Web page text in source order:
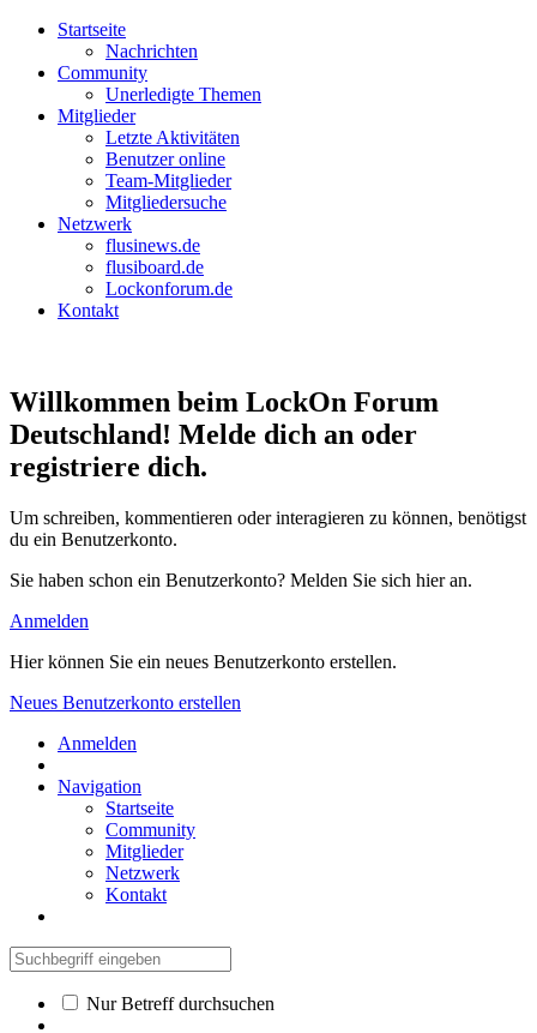
Startseite
Nachrichten
Community
Unerledigte Themen
Mitglieder
Letzte Aktivitäten
Benutzer online
Team-Mitglieder
Mitgliedersuche
Netzwerk
flusinews.de
flusiboard.de
Lockonforum.de
Kontakt
Willkommen beim LockOn Forum
Deutschland! Melde dich an oder
registriere dich.
Um schreiben, kommentieren oder interagieren zu können, benötigst
du ein Benutzerkonto.
Sie haben schon ein Benutzerkonto? Melden Sie sich hier an.
Anmelden
Hier können Sie ein neues Benutzerkonto erstellen.
Neues Benutzerkonto erstellen
Anmelden
Navigation
Startseite
Community
Mitglieder
Netzwerk
Kontakt
Nur Betreff durchsuchen